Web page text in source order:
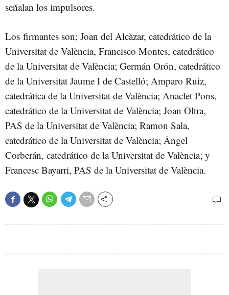
señalan los impulsores.
Los firmantes son; Joan del Alcàzar, catedrático de la
Universitat de València, Francisco Montes, catedrático
de la Universitat de València; Germán Orón, catedrático
de la Universitat Jaume I de Castelló; Amparo Ruiz,
catedrática de la Universitat de València; Anaclet Pons,
catedrático de la Universitat de València; Joan Oltra,
PAS de la Universitat de València; Ramon Sala,
catedrático de la Universitat de València; Ángel
Corberán, catedrático de la Universitat de València; y
Francesc Bayarri, PAS de la Universitat de València.